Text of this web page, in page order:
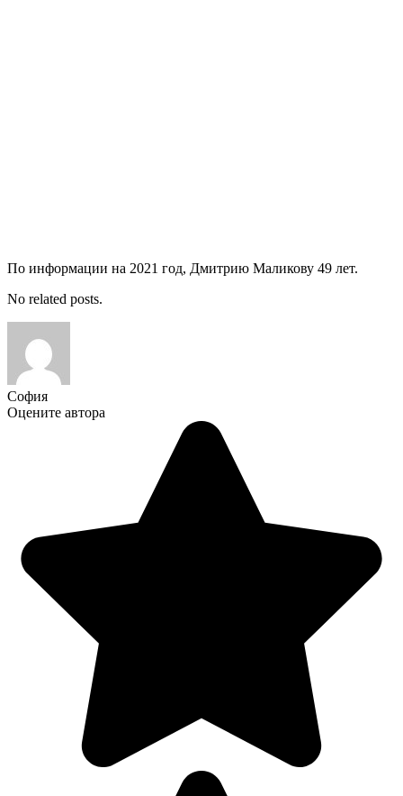
По информации на 2021 год, Дмитрию Маликову 49 лет.
No related posts.
София
Оцените автора